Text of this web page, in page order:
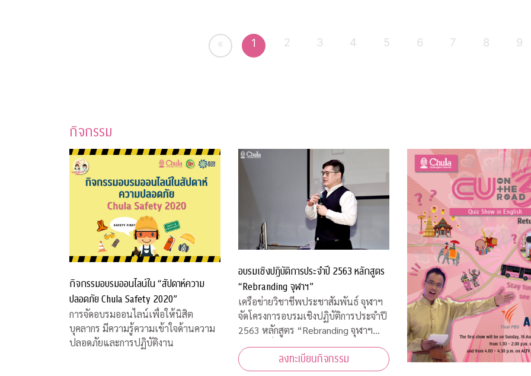
« 1 2 3 4 5 6 7 8 9
กิจกรรม
กิจกรรมอบรมออนไลน์ใน “สัปดาห์ความ
ปลอดภัย Chula Safety 2020”
การจัดอบรมออนไลน์เพื่อให้นิสิต
บุคลากร มีความรู้ความเข้าใจด้านความ
ปลอดภัยและการปฏิบัติงาน
อบรมเชิงปฏิบัติการประจำปี 2563 หลักสูตร
“Rebranding จุฬาฯ”
เครือข่ายวิชาชีพประชาสัมพันธ์ จุฬาฯ
จัดโครงการอบรมเชิงปฏิบัติการประจำปี
2563 หลักสูตร “Rebranding จุฬาฯ
และการสื่อสารประชาสัมพันธ์ภายหลัง
สถานการณ์โควิด-19”
ลงทะเบียนกิจกรรม